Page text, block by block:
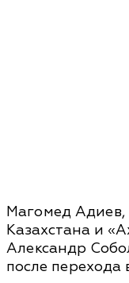
Магомед Адиев,
Казахстана и
Александр
после перехода